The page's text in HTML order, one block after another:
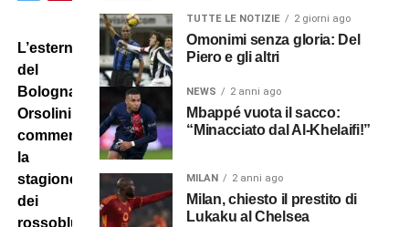
L’esterno
del
Bologna
Orsolini
commenta
la
stagione
dei
rossoblu
TUTTE LE NOTIZIE 2 giorni ago
Omonimi senza gloria: Del
Piero e gli altri
NEWS 2 anni ago
Mbappé vuota il sacco:
“Minacciato dal Al-Khelaifi!”
MILAN 2 anni ago
Milan, chiesto il prestito di
Lukaku al Chelsea